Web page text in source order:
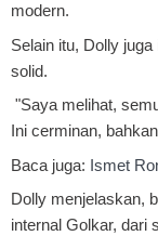
modern.
Selain itu, Dolly
solid.
"Saya melihat,
Ini cerminan,
Baca juga: Ismet
Dolly menjelaskan,
internal Golkar, dari